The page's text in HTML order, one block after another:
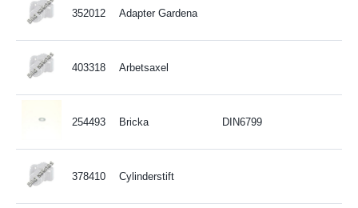
352012 Adapter Gardena
403318 Arbetsaxel
254493 Bricka DIN6799
378410 Cylinderstift